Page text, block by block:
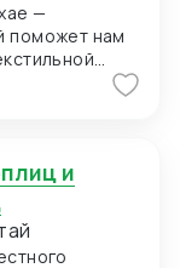
—
поможет нам
встреч
для
—